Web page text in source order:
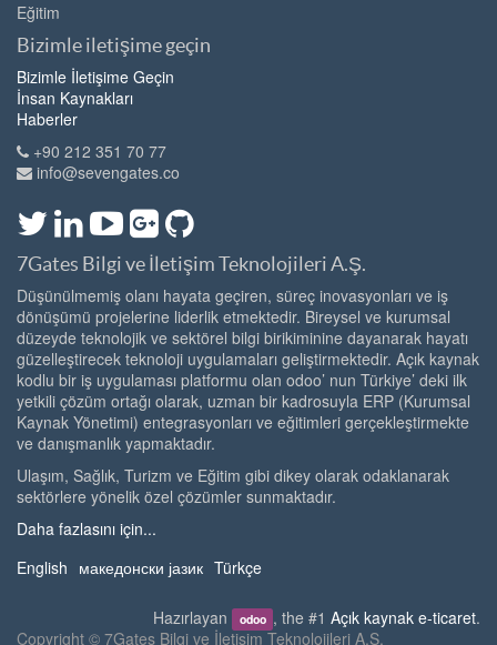
Eğitim
Bizimle iletişime geçin
Bizimle İletişime Geçin
İnsan Kaynakları
Haberler
+90 212 351 70 77
info@sevengates.co
7Gates Bilgi ve İletişim Teknolojileri A.Ş.
Düşünülmemiş olanı hayata geçiren, süreç inovasyonları ve iş
dönüşümü projelerine liderlik etmektedir. Bireysel ve kurumsal
düzeyde teknolojik ve sektörel bilgi birikiminine dayanarak hayatı
güzelleştirecek teknoloji uygulamaları geliştirmektedir. Açık kaynak
kodlu bir iş uygulaması platformu olan odoo’ nun Türkiye’ deki ilk
yetkili çözüm ortağı olarak, uzman bir kadrosuyla ERP (Kurumsal
Kaynak Yönetimi) entegrasyonları ve eğitimleri gerçekleştirmekte
ve danışmanlık yapmaktadır.
Ulaşım, Sağlık, Turizm ve Eğitim gibi dikey olarak odaklanarak
sektörlere yönelik özel çözümler sunmaktadır.
Daha fazlasını için...
English македонски јазик Türkçe
Hazırlayan odoo , the #1 Açık kaynak e-ticaret.
Copyright © 7Gates Bilgi ve İletişim Teknolojileri A.Ş.